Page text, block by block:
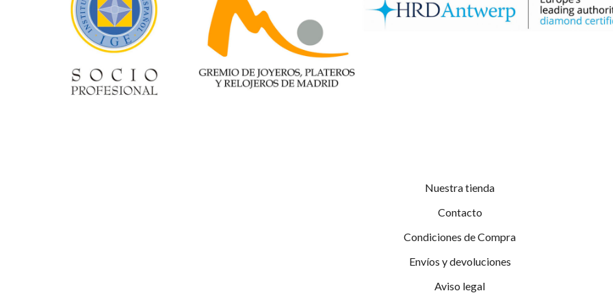
Nuestra tienda
Contacto
Condiciones de Compra
Envíos y devoluciones
Aviso legal